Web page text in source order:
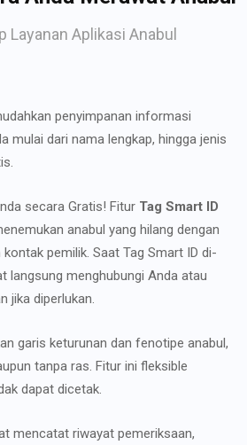
Layanan Aplikasi Anabul
penyimpanan informasi
mulai dari nama lengkap, hingga jenis
secara Gratis! Fitur Tag Smart ID
anabul yang hilang dengan
pemilik. Saat Tag Smart ID di-
langsung menghubungi Anda atau
jika diperlukan.
garis keturunan dan fenotipe anabul,
tanpa ras. Fitur ini fleksible
dapat dicetak.
mencatat riwayat pemeriksaan,